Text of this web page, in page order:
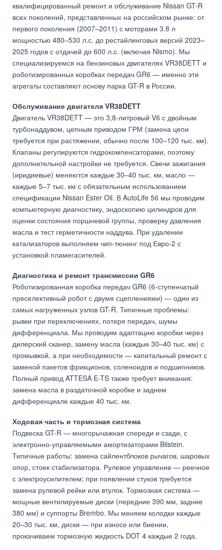
квалифицированный ремонт и обслуживание Nissan GT-R
всех поколений, представленных на российском рынке: от
первого поколения (2007–2011) с моторами 3.8 л
мощностью 480–530 л.с. до рестайлинговых версий 2023–
2025 годов с отдачей до 600 л.с. (включая Nismo). Мы
специализируемся на бензиновых двигателях VR38DETT и
роботизированных коробках передач GR6 — именно эти
агрегаты составляют основу парка GT-R в России.
Обслуживание двигателя VR38DETT
Двигатель VR38DETT — это 3,8-литровый V6 с двойным
турбонаддувом, цепным приводом ГРМ (замена цепи
требуется при растяжении, обычно после 100–120 тыс. км).
Клапаны регулируются гидрокомпенсаторами, поэтому
дополнительной настройки не требуется. Свечи зажигания
(иридиевые) меняются каждые 30–40 тыс. км, масло —
каждые 5–7 тыс. км с обязательным использованием
спецификации Nissan Ester Oil. В AutoLife 56 мы проводим
компьютерную диагностику, эндоскопию цилиндров для
оценки состояния поршневой группы, проверку давления
масла и тест герметичности наддува. При удалении
катализаторов выполняем чип-тюнинг под Евро-2 с
установкой пламегасителей.
Диагностика и ремонт трансмиссии GR6
Роботизированная коробка передач GR6 (6-ступенчатый
преселективный робот с двумя сцеплениями) — один из
самых нагруженных узлов GT-R. Типичные проблемы:
рывки при переключениях, потеря передач, шумы
дифференциала. Мы проводим адаптацию коробки через
дилерский сканер, замену масла (каждые 30–40 тыс. км) с
промывкой, а при необходимости — капитальный ремонт с
заменой пакетов фрикционов, соленоидов и подшипников.
Полный привод ATTESA E-TS также требует внимания:
замена масла в раздаточной коробке и заднем
дифференциале каждые 40 тыс. км.
Ходовая часть и тормозная система
Подвеска GT-R — многорычажная спереди и сзади, с
электронно-управляемыми амортизаторами Bilstein.
Типичные работы: замена сайлентблоков рычагов, шаровых
опор, стоек стабилизатора. Рулевое управление — реечное
с электроусилителем; при появлении стуков требуется
замена рулевой рейки или втулок. Тормозная система —
мощные вентилируемые диски (передние 390 мм, задние
380 мм) и суппорты Brembo. Мы меняем колодки каждые
20–30 тыс. км, диски — при износе или биении,
прокачиваем тормозную жидкость DOT 4 каждые 2 года.